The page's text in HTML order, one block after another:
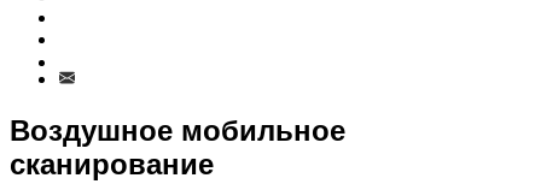
Воздушное мобильное
сканирование